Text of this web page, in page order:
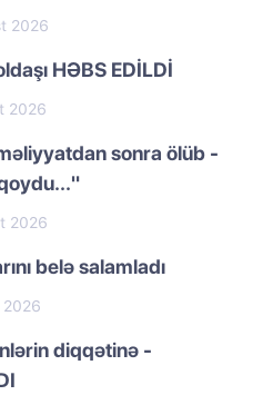
2026
HƏBS EDİLDİ
2026
sonra ölüb -
qoydu..."
2026
belə salamladı
diqqətinə -